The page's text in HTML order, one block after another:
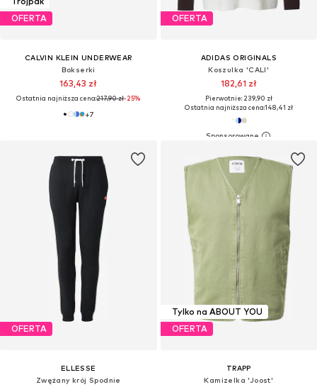
OFERTA
CALVIN KLEIN UNDERWEAR
Bokserki
163,43 zł
Ostatnia najniższa cena:217,90 zł-25%
+7
OFERTA
ADIDAS ORIGINALS
Koszulka 'CALI'
182,61 zł
Pierwotnie: 239,90 zł
Ostatnia najniższa cena:148,41 zł
OFERTA
ELLESSE
Zwężany krój Spodnie
Tylko na ABOUT YOU
OFERTA
TRAPP
Kamizelka 'Joost'